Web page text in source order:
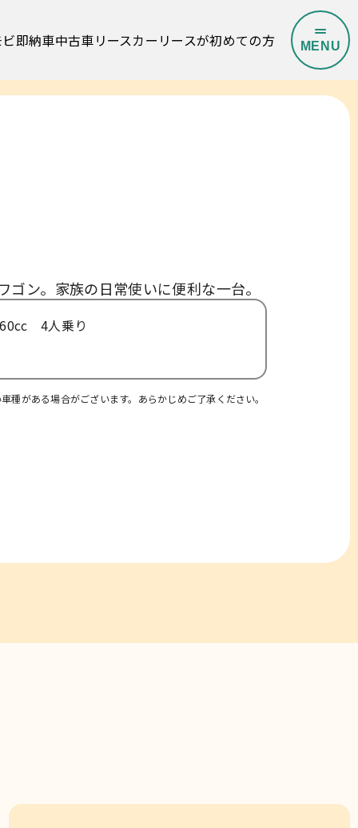
即納車中古車リースカーリースが初めての方 M E N U
OPEN
CLOSE
よくある質問
ン。家族の日常使いに便利な一台。
4人乗り
がある場合がございます。あらかじめご了承ください。